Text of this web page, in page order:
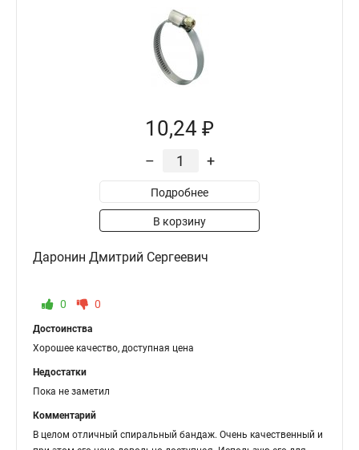
10,24 ₽
– +
Подробнее
В корзину
Даронин Дмитрий Сергеевич
0 0
Достоинства
Хорошее качество, доступная цена
Недостатки
Пока не заметил
Комментарий
В целом отличный спиральный бандаж. Очень качественный и